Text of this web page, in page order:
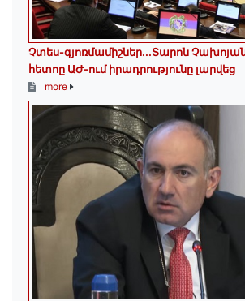
Չտես-գյոռմամիշներ․․․Տարոն
հետոը ԱԺ-ում իրադրությունը լարվեց
more